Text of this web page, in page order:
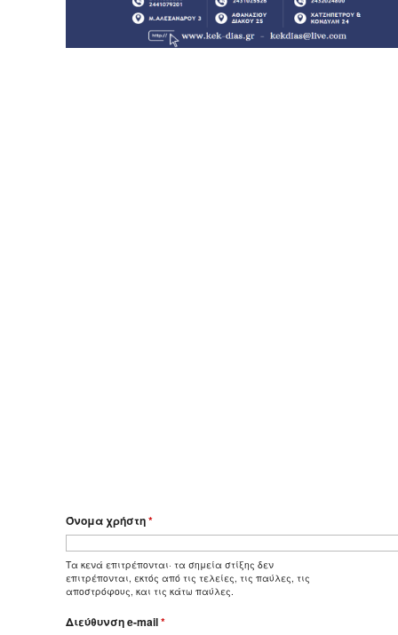
Όνομα χρήστη*
Τα κενά επιτρέπονται· τα σημεία στίξης δεν
επιτρέπονται, εκτός από τις τελείες, τις παύλες, τις
αποστρόφους, και τις κάτω παύλες.
Διεύθυνση e-mail*